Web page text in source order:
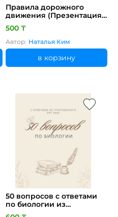
Правила дорожного
движения (Презентация
+ игры)
500 ₸
Автор: Наталья Ким
в корзину
50 вопросов с ответами
по биологии из
грантовского ЕНТ 2025